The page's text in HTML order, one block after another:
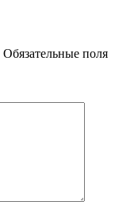
Обязательные поля